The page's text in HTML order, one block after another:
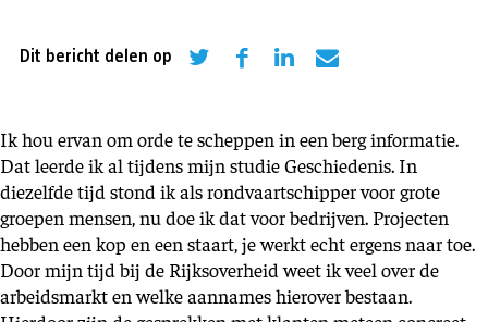
Dit bericht delen op
Ik hou ervan om orde te scheppen in een berg informatie.
Dat leerde ik al tijdens mijn studie Geschiedenis. In
diezelfde tijd stond ik als rondvaartschipper voor grote
groepen mensen, nu doe ik dat voor bedrijven. Projecten
hebben een kop en een staart, je werkt echt ergens naar toe.
Door mijn tijd bij de Rijksoverheid weet ik veel over de
arbeidsmarkt en welke aannames hierover bestaan.